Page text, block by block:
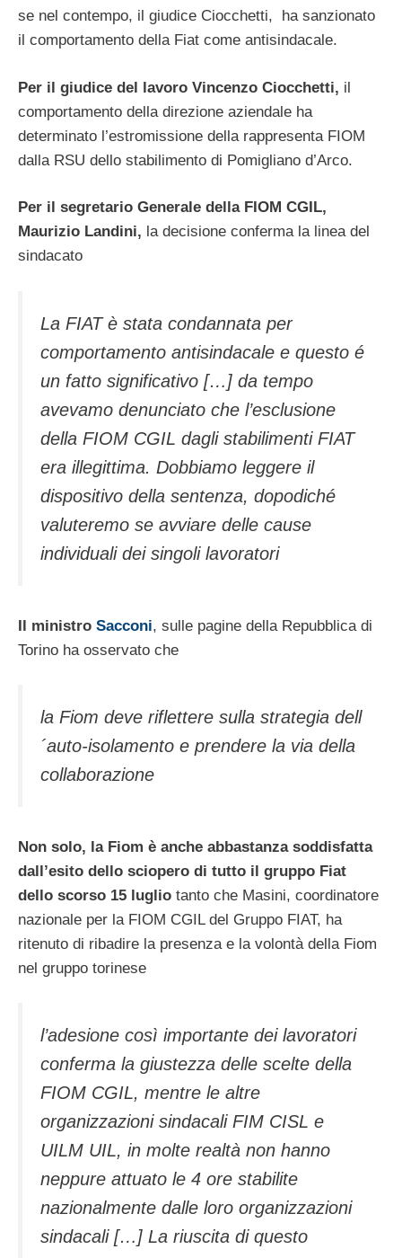
se nel contempo, il giudice Ciocchetti, ha sanzionato
il comportamento della Fiat come antisindacale.
Per il giudice del lavoro Vincenzo Ciocchetti, il
comportamento della direzione aziendale ha
determinato l’estromissione della rappresenta FIOM
dalla RSU dello stabilimento di Pomigliano d’Arco.
Per il segretario Generale della FIOM CGIL,
Maurizio Landini, la decisione conferma la linea del
sindacato
La FIAT è stata condannata per
comportamento antisindacale e questo é
un fatto significativo […] da tempo
avevamo denunciato che l’esclusione
della FIOM CGIL dagli stabilimenti FIAT
era illegittima. Dobbiamo leggere il
dispositivo della sentenza, dopodiché
valuteremo se avviare delle cause
individuali dei singoli lavoratori
Il ministro Sacconi, sulle pagine della Repubblica di
Torino ha osservato che
la Fiom deve riflettere sulla strategia dell
´auto-isolamento e prendere la via della
collaborazione
Non solo, la Fiom è anche abbastanza soddisfatta
dall’esito dello sciopero di tutto il gruppo Fiat
dello scorso 15 luglio tanto che Masini, coordinatore
nazionale per la FIOM CGIL del Gruppo FIAT, ha
ritenuto di ribadire la presenza e la volontà della Fiom
nel gruppo torinese
l’adesione così importante dei lavoratori
conferma la giustezza delle scelte della
FIOM CGIL, mentre le altre
organizzazioni sindacali FIM CISL e
UILM UIL, in molte realtà non hanno
neppure attuato le 4 ore stabilite
nazionalmente dalle loro organizzazioni
sindacali […] La riuscita di questo